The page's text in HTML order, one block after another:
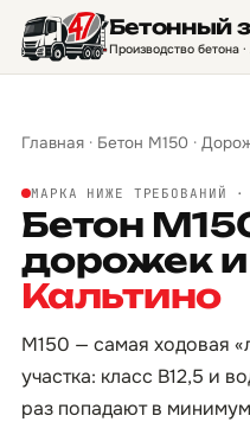
Бетонный
Производство бетона
Главная · Бетон М150 ·
МАРКА НИЖЕ ТРЕБОВАНИЙ
Бетон
дорожек и
Кальтино
М150 — самая ходовая
участка: класс B12,5 и
раз попадают в